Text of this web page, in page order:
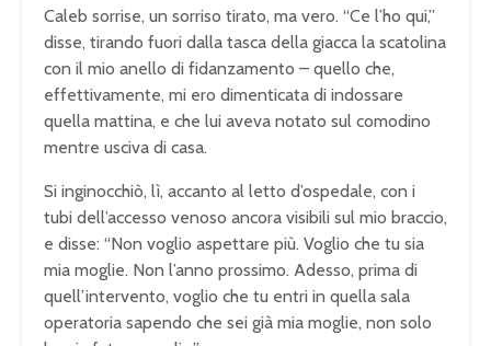
Caleb sorrise, un sorriso tirato, ma vero. “Ce l’ho qui,”
disse, tirando fuori dalla tasca della giacca la scatolina
con il mio anello di fidanzamento – quello che,
effettivamente, mi ero dimenticata di indossare
quella mattina, e che lui aveva notato sul comodino
mentre usciva di casa.
Si inginocchiò, lì, accanto al letto d’ospedale, con i
tubi dell’accesso venoso ancora visibili sul mio braccio,
e disse: “Non voglio aspettare più. Voglio che tu sia
mia moglie. Non l’anno prossimo. Adesso, prima di
quell’intervento, voglio che tu entri in quella sala
operatoria sapendo che sei già mia moglie, non solo